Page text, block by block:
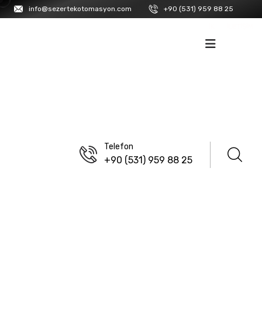
info@sezertekotomasyon.com +90 (531) 959 88 25
Telefon
+90 (531) 959 88 25